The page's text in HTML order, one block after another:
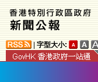
字型大小: